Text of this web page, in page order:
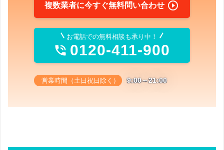
複数業者に今すぐ無料問い合わせ 
お電話での無料相談も承り中！
 0120-411-900
営業時間（土日祝日除く） 9:00～21:00